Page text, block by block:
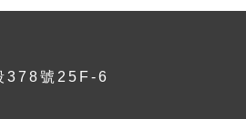
378號25F-6